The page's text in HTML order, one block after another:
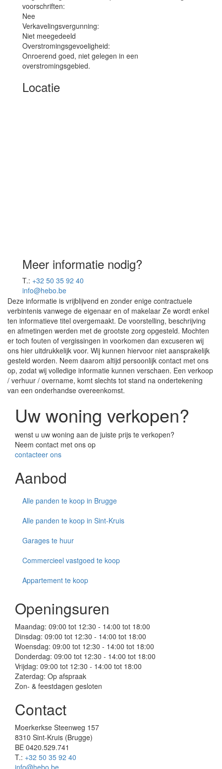
voorschriften:
Nee
Verkavelingsvergunning:
Niet meegedeeld
Overstromingsgevoeligheid:
Onroerend goed, niet gelegen in een
overstromingsgebied.
Locatie
Meer informatie nodig?
T.: +32 50 35 92 40
info@hebo.be
Deze informatie is vrijblijvend en zonder enige contractuele
verbintenis vanwege de eigenaar en of makelaar Ze wordt enkel
ten informatieve titel overgemaakt. De voorstelling, beschrijving
en afmetingen werden met de grootste zorg opgesteld. Mochten
er toch fouten of vergissingen in voorkomen dan excuseren wij
ons hier uitdrukkelijk voor. Wij kunnen hiervoor niet aansprakelijk
gesteld worden. Neem daarom altijd persoonlijk contact met ons
op, zodat wij volledige informatie kunnen verschaen. Een verkoop
/ verhuur / overname, komt slechts tot stand na ondertekening
van een onderhandse overeenkomst.
Uw woning verkopen?
wenst u uw woning aan de juiste prijs te verkopen?
Neem contact met ons op
contacteer ons
Aanbod
Alle panden te koop in Brugge
Alle panden te koop in Sint-Kruis
Garages te huur
Commercieel vastgoed te koop
Appartement te koop
Openingsuren
Maandag: 09:00 tot 12:30 - 14:00 tot 18:00
Dinsdag: 09:00 tot 12:30 - 14:00 tot 18:00
Woensdag: 09:00 tot 12:30 - 14:00 tot 18:00
Donderdag: 09:00 tot 12:30 - 14:00 tot 18:00
Vrijdag: 09:00 tot 12:30 - 14:00 tot 18:00
Zaterdag: Op afspraak
Zon- & feestdagen gesloten
Contact
Moerkerkse Steenweg 157
8310 ​Sint-Kruis (Brugge)
BE 0420.529.741
T.: +32 50 35 92 40